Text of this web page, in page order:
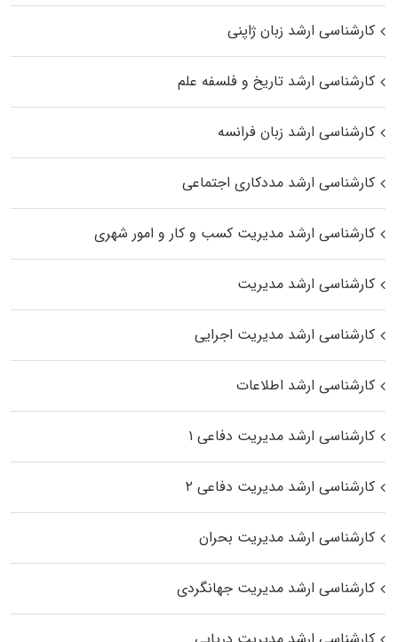
کارشناسی ارشد زبان ژاپنی
کارشناسی ارشد تاریخ و فلسفه علم
کارشناسی ارشد زبان فرانسه
کارشناسی ارشد مددکاری اجتماعی
کارشناسی ارشد مدیریت کسب و کار و امور شهری
کارشناسی ارشد مدیریت
کارشناسی ارشد مدیریت اجرایی
کارشناسی ارشد اطلاعات
کارشناسی ارشد مدیریت دفاعی ۱
کارشناسی ارشد مدیریت دفاعی ۲
کارشناسی ارشد مدیریت بحران
کارشناسی ارشد مدیریت جهانگردی